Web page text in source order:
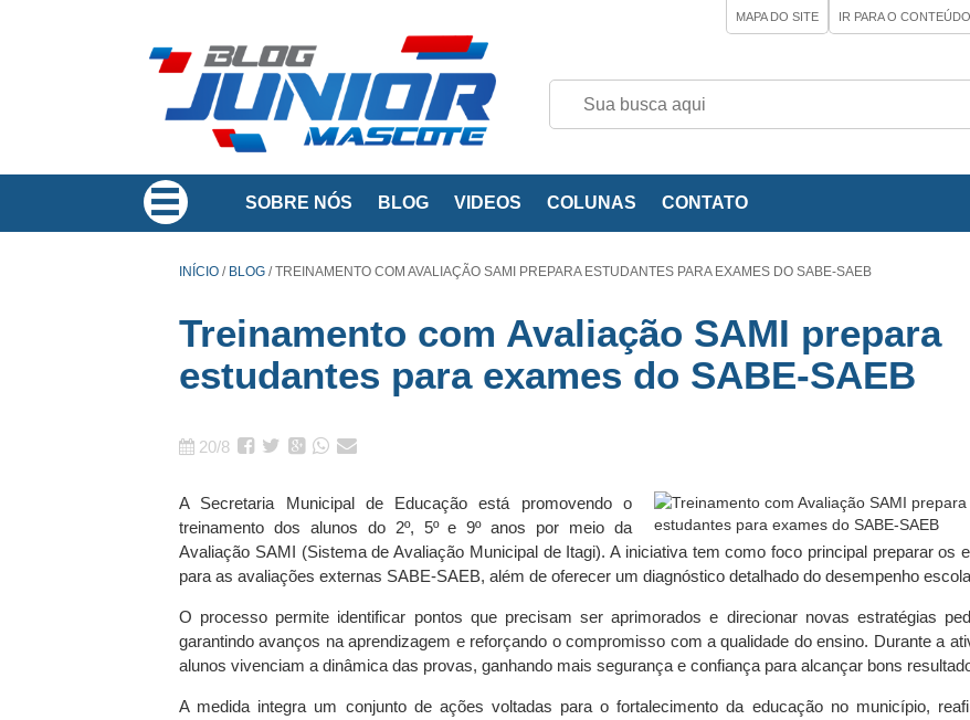
MAPA DO SITE IR PARA O CONTEÚDO
SOBRE NÓS BLOG VIDEOS COLUNAS CONTATO
INÍCIO / BLOG /TREINAMENTO COM AVALIAÇÃO SAMI PREPARA ESTUDANTES PARA EXAMES DO SABE-SAEB
Treinamento com Avaliação SAMI prepara
estudantes para exames do SABE-SAEB
20/8
A Secretaria Municipal de Educação está promovendo o
treinamento dos alunos do 2º, 5º e 9º anos por meio da
Avaliação SAMI (Sistema de Avaliação Municipal de Itagi). A iniciativa tem como foco principal preparar os
para as avaliações externas SABE-SAEB, além de oferecer um diagnóstico detalhado do desempenho
O processo permite identificar pontos que precisam ser aprimorados e direcionar novas estratégias
garantindo avanços na aprendizagem e reforçando o compromisso com a qualidade do ensino. Durante a
alunos vivenciam a dinâmica das provas, ganhando mais segurança e confiança para alcançar bons
A medida integra um conjunto de ações voltadas para o fortalecimento da educação no município,